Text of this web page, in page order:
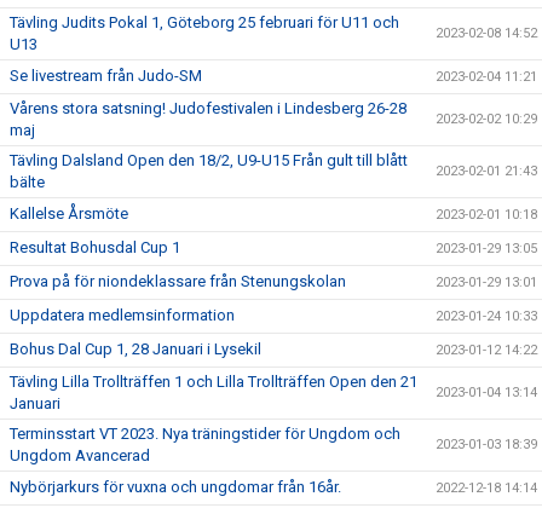
Tävling Judits Pokal 1, Göteborg 25 februari för U11 och
U13
2023-02-08 14:52
Se livestream från Judo-SM 2023-02-04 11:21
Vårens stora satsning! Judofestivalen i Lindesberg 26-28
maj
2023-02-02 10:29
Tävling Dalsland Open den 18/2, U9-U15 Från gult till blått
bälte
2023-02-01 21:43
Kallelse Årsmöte 2023-02-01 10:18
Resultat Bohusdal Cup 1 2023-01-29 13:05
Prova på för niondeklassare från Stenungskolan 2023-01-29 13:01
Uppdatera medlemsinformation 2023-01-24 10:33
Bohus Dal Cup 1, 28 Januari i Lysekil 2023-01-12 14:22
Tävling Lilla Trollträffen 1 och Lilla Trollträffen Open den 21
Januari
2023-01-04 13:14
Terminsstart VT 2023. Nya träningstider för Ungdom och
Ungdom Avancerad
2023-01-03 18:39
Nybörjarkurs för vuxna och ungdomar från 16år. 2022-12-18 14:14